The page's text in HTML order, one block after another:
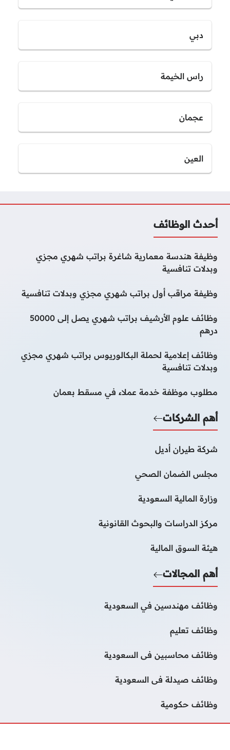
دبي
راس الخيمة
عجمان
العين
أحدث الوظائف
وظيفة هندسة معمارية شاغرة براتب شهري مجزي
وبدلات تنافسية
وظيفة مراقب أول براتب شهري مجزي وبدلات تنافسية
وظائف علوم الأرشيف براتب شهري يصل إلى 50000
درهم
وظائف إعلامية لحملة البكالوريوس براتب شهري مجزي
وبدلات تنافسية
مطلوب موظفة خدمة عملاء في مسقط بعمان
أهم الشركات
شركة طيران أديل
مجلس الضمان الصحي
وزارة المالية السعودية
مركز الدراسات والبحوث القانونية
هيئة السوق المالية
أهم المجالات
وظائف مهندسين في السعودية
وظائف تعليم
وظائف محاسبين فى السعودية
وظائف صيدلة فى السعودية
وظائف حكومية